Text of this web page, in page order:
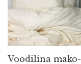
Voodilina mako-